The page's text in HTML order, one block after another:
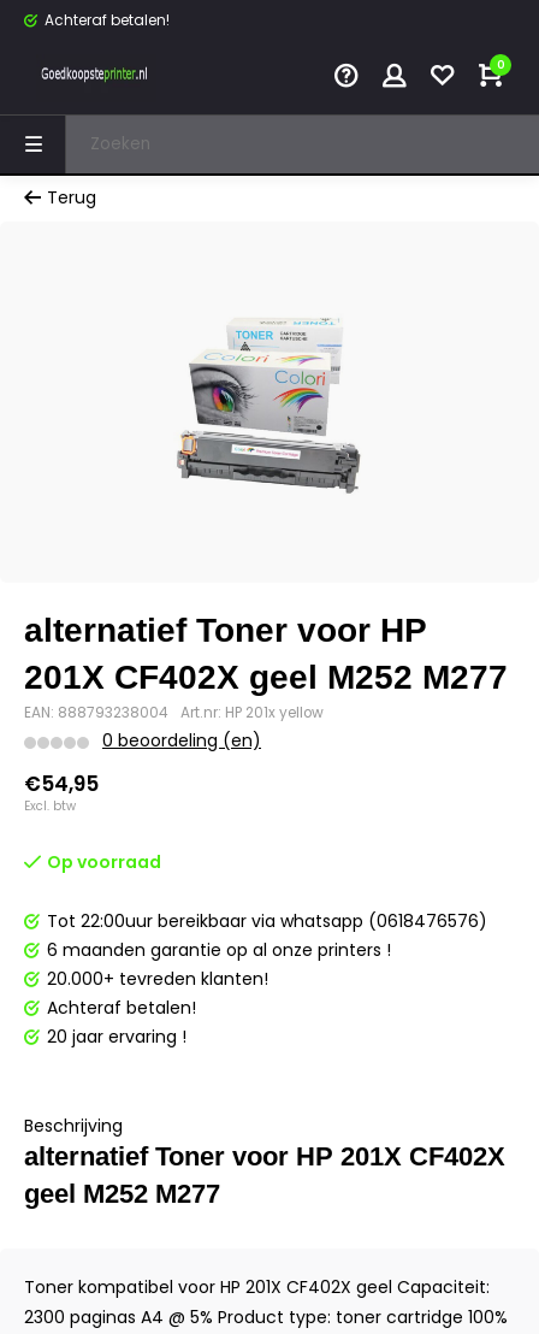
Achteraf betalen!
0
Terug
alternatief Toner voor HP
201X CF402X geel M252 M277
EAN: 888793238004 Art.nr: HP 201x yellow
0 beoordeling (en)
€54,95
Excl. btw
Op voorraad
Tot 22:00uur bereikbaar via whatsapp (0618476576)
6 maanden garantie op al onze printers !
20.000+ tevreden klanten!
Achteraf betalen!
20 jaar ervaring !
Beschrijving
alternatief Toner voor HP 201X CF402X
geel M252 M277
Toner kompatibel voor HP 201X CF402X geel Capaciteit:
2300 paginas A4 @ 5% Product type: toner cartridge 100%